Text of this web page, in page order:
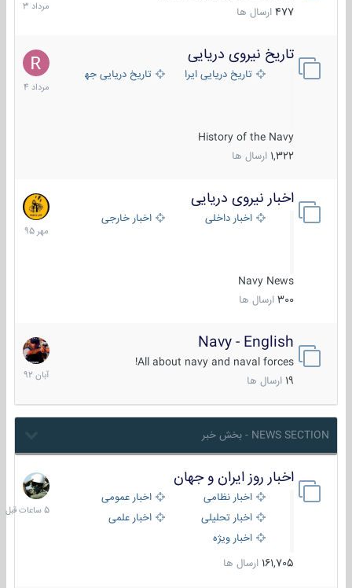
477 ارسال ها
1403
تاریخ نیروی دریایی
تاریخ دریایی ایران تاریخ دریایی جهان
History of the Navy
1,322 ارسال ها
16
مرداد
1404
اخبار نیروی دریایی
اخبار داخلی اخبار خارجی
Navy News
300 ارسال ها
27
مهر
1395
Navy - English
All about navy and naval forces!
ارسال ها
22
آبان
1392
NEWS SECTION - بخش خبر
اخبار روز ایران و جهان
اخبار نظامی
اخبار عمومی
اخبار تحلیلی
اخبار علمی
اخبار ویژه
161,705 ارسال ها
5
ساعات
قبل